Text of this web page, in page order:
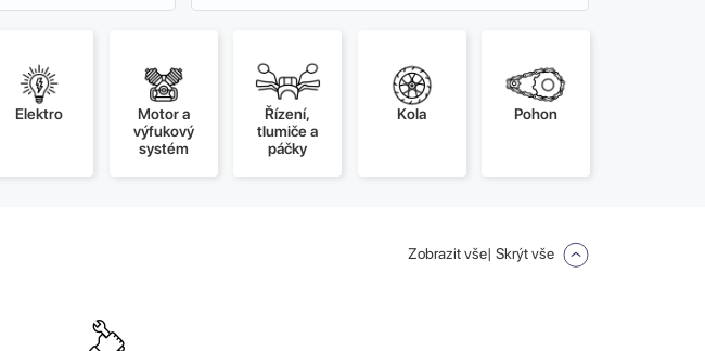
Elektro
Motor a
výfukový
systém
Řízení,
tlumiče a
páčky
Kola Pohon
Zobrazit vše| Skrýt vše